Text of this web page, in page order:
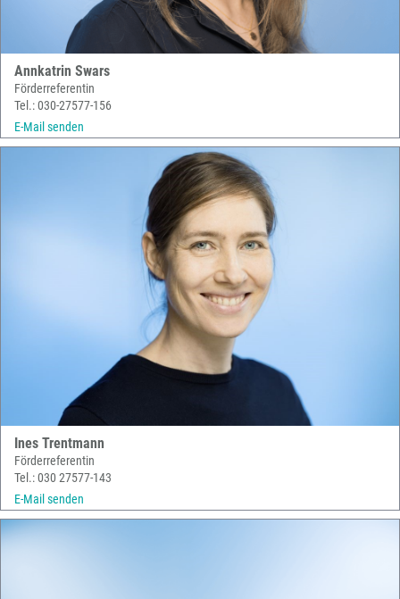
Annkatrin Swars
Förderreferentin
Tel.: 030-27577-156
E-Mail senden
Ines Trentmann
Förderreferentin
Tel.: 030 27577-143
E-Mail senden